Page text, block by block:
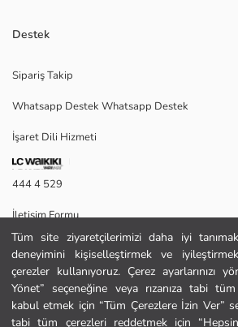
Tüm site ziyaretçilerimizi daha iyi
deneyimini kişiselleştirmek ve
çerezler kullanıyoruz. Çerez ayarlarınızı
Yönet” seçeneğine veya rızanıza tabi tüm
kabul etmek için “Tüm Çerezlere İzin Ver”
tabi tüm çerezleri reddetmek için
kumaştan üretilmiştir. Brode işlemeli ve önden
Ana Kumaş:
Menşei:
Satıcı:
Marka:
Kalıp:
Kumaş:
Kalınlık:
Destek
Sipariş Takip
Whatsapp Destek Whatsapp Destek
İşaret Dili Hizmeti
444 4 529
İletişim Formu
444 4 529
Yardım